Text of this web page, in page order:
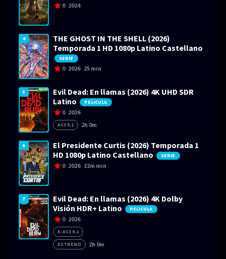
0 2024
4
THE GHOST IN THE SHELL (2026)
Temporada 1 HD 1080p Latino Castellano
SERIE
0 2026 25 min
5
Evil Dead: En llamas (2026) 4K UHD SDR
Latino
PELICULA
0 2026
AC3 5.1 2h 0m
6
El Presidente Curtis (2026) Temporada 1
HD 1080p Latino Castellano
SERIE
0 2026 22m min
7
Evil Dead: En llamas (2026) 4K Dolby
Visión HDR+ Latino
PELICULA
0 2026
E-AC3 5.1
ESTRENO
2h 0m